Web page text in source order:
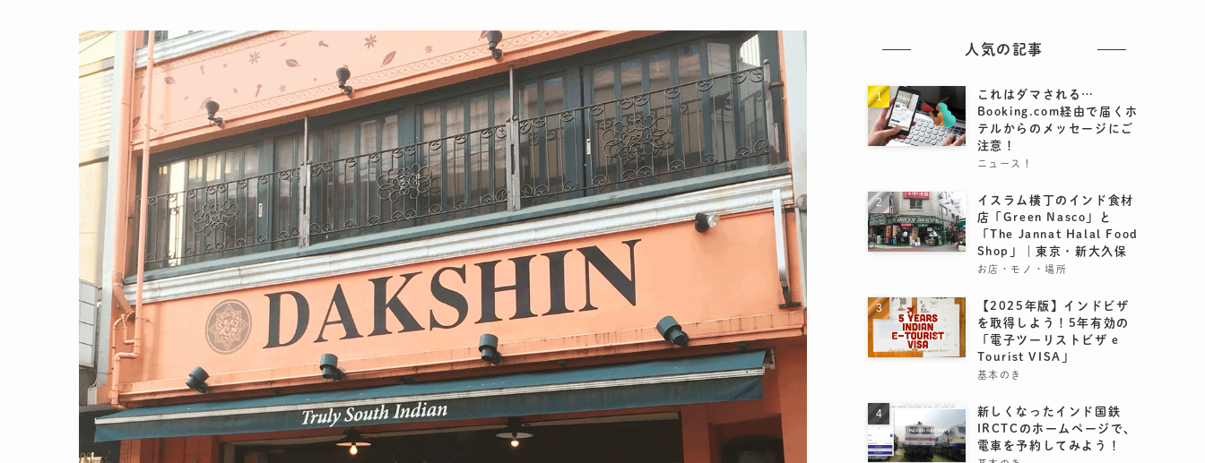
人気の記事
これはダマされる…
Booking.com経由で届くホ
テルからのメッセージにご
注意！
ニュース！
イスラム横丁のインド食材
店「Green Nasco」と
「The Jannat Halal Food
Shop」｜東京・新大久保
お店・モノ・場所
【2025年版】インドビザ
を取得しよう！5年有効の
「電子ツーリストビザ e
Tourist VISA」
基本のき
新しくなったインド国鉄
IRCTCのホームページで、
電車を予約してみよう！